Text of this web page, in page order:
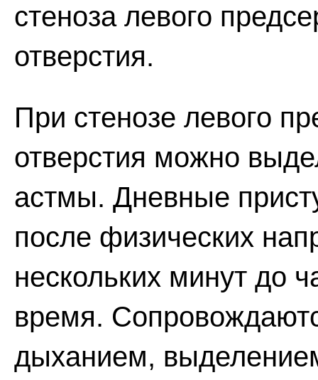
стеноза левого
отверстия.
При стенозе левого
отверстия можно
астмы. Дневные
после физических
нескольких минут до
время.
дыханием,